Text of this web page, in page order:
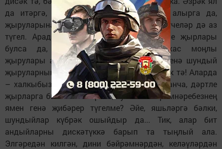
да итәргә, биюче белән бергәләп биеп алырга да,
җыруларына кушылып моңланырга теләүчеләр дә аз
түгел. Арада замана такмаклары, дәртле җырлары
булса да, керәшеннәрнең үзләренә хас моңлы
җырулары аеруча күңелгә якын. Нәкъ менә шундый
җыруларның бәйрәмнәрдә яңгыравы кирәк тә! Аларда
– халкыбыз тарихы, моң-зары. Ә гел заманча, дәртле
җырларга биеп кенә торсак, бу изге бәйрәмнәребезнең
ямен генә җибәрер түгелме? Әйе, яшьләргә бәлки,
шундыйлар күбрәк ошыйдыр да... Тик, алар бит
андыйларны дискәтүккә барып та тыңлый ала.
Элгәредән килгән, дини бәйрәмнәрдән, келәүләрдән